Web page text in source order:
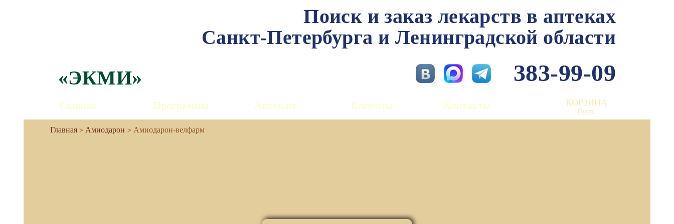
Поиск и заказ лекарств в аптеках
Санкт-Петербурга и Ленинградской области
383-99-09
«ЭКМИ»
Главная Программы Аптекам Клиенты Контакты КОРЗИНА
Пуста
Амиодарон Амиодарон-велфарм